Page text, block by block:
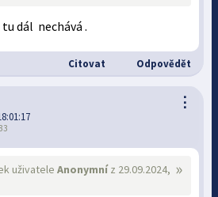
dál nechává .
Citovat Odpovědět
⋮
»
uživateleAnonymníz 29.09.2024,